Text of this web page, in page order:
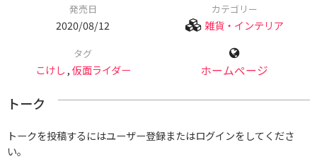
発売日
2020/08/12
カテゴリー
雑貨・インテリア
タグ
こけし ,仮面ライダー ホームページ
トーク
トークを投稿するにはユーザー登録またはログインをしてくださ
い。